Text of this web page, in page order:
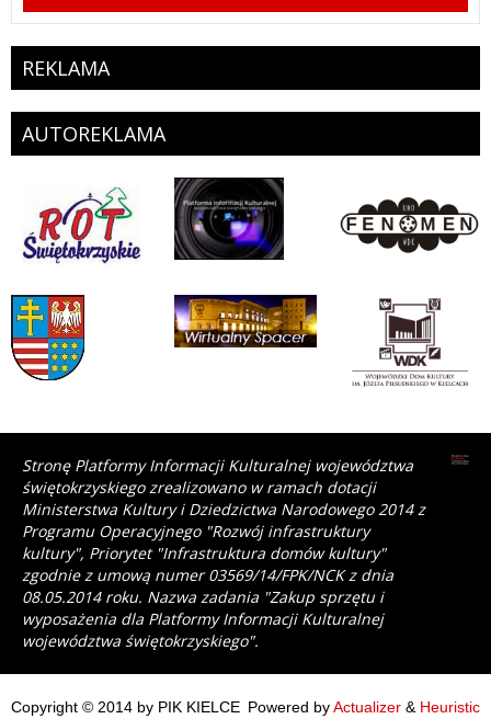
REKLAMA
AUTOREKLAMA
Stronę Platformy Informacji Kulturalnej województwa
świętokrzyskiego zrealizowano w ramach dotacji
Ministerstwa Kultury i Dziedzictwa Narodowego 2014 z
Programu Operacyjnego "Rozwój infrastruktury
kultury", Priorytet "Infrastruktura domów kultury"
zgodnie z umową numer 03569/14/FPK/NCK z dnia
08.05.2014 roku. Nazwa zadania "Zakup sprzętu i
wyposażenia dla Platformy Informacji Kulturalnej
województwa świętokrzyskiego".
Powered byActualizer & Heuristic
Copyright © 2014 by PIK KIELCE